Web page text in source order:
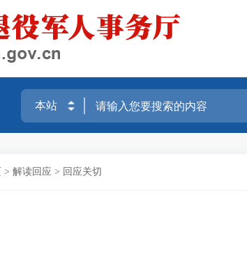
>解读回应 > 回应关切